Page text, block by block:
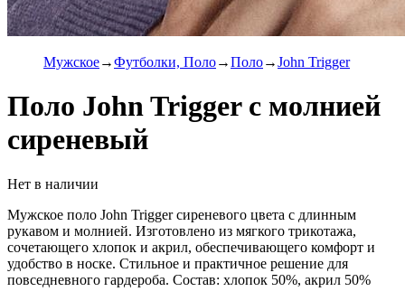
Мужское Футболки, Поло Поло John Trigger
Поло John Trigger с молнией
сиреневый
Нет в наличии
Мужское поло John Trigger сиреневого цвета с длинным
рукавом и молнией. Изготовлено из мягкого трикотажа,
сочетающего хлопок и акрил, обеспечивающего комфорт и
удобство в носке. Стильное и практичное решение для
повседневного гардероба. Состав: хлопок 50%, акрил 50%